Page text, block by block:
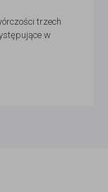
trzech
w